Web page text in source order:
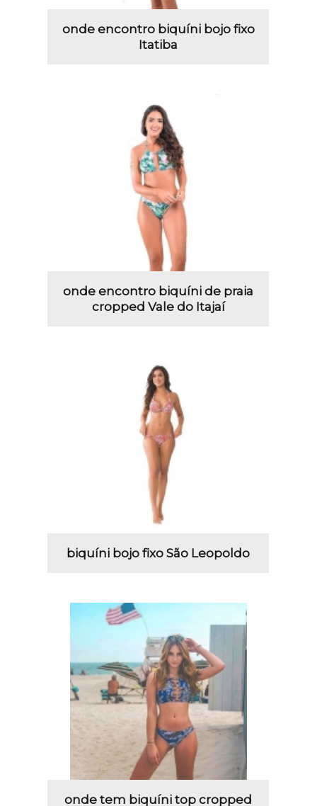
onde encontro biquíni bojo fixo
Itatiba
onde encontro biquíni de praia
cropped Vale do Itajaí
biquíni bojo fixo São Leopoldo
onde tem biquíni top cropped